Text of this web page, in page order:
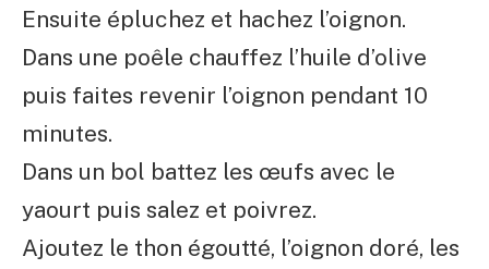
Ensuite épluchez et hachez l’oignon.
Dans une poêle chauffez l’huile d’olive
puis faites revenir l’oignon pendant 10
minutes.
Dans un bol battez les œufs avec le
yaourt puis salez et poivrez.
Ajoutez le thon égoutté, l’oignon doré, les